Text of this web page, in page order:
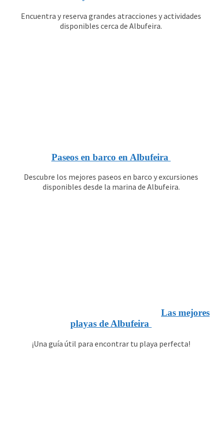
Encuentra y reserva grandes atracciones y actividades
disponibles cerca de Albufeira.
Paseos en barco en Albufeira
Descubre los mejores paseos en barco y excursiones
disponibles desde la marina de Albufeira.
Las mejores
playas de Albufeira
¡Una guía útil para encontrar tu playa perfecta!